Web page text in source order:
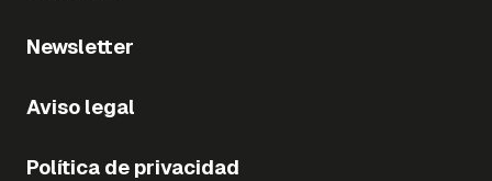
Newsletter
Aviso legal
Política de privacidad